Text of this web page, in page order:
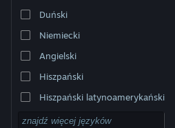
Duński
Niemiecki
Angielski
Hiszpański
Hiszpański latynoamerykański